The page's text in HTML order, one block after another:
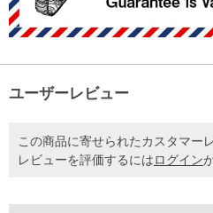
ユーザーレビュー
この商品に寄せられたカスタマー
レビューを評価するにはログイン